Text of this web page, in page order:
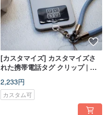
[カスタマイズ] カスタマイズさ
れた携帯電話タグ クリップ | 携
失防止クリップ
2,233円
カスタム可